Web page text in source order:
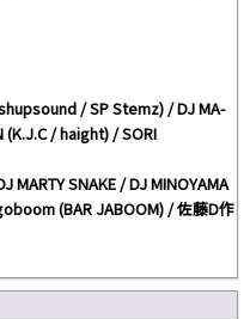
/ SP Stemz) / DJ MA-
(K.J.C / haight) / SORI
MARTY SNAKE / DJ MINOYAMA
(BAR JABOOM) / 佐藤D作